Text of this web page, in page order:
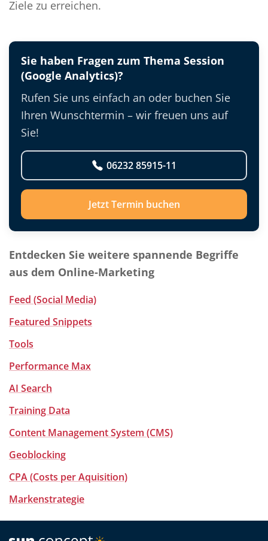
Ziele zu erreichen.
Sie haben Fragen zum Thema Session
(Google Analytics)?
Rufen Sie uns einfach an oder buchen Sie
Ihren Wunschtermin – wir freuen uns auf
Sie!
06232 85915-11
Jetzt Termin buchen
Entdecken Sie weitere spannende Begriffe
aus dem Online-Marketing
Feed (Social Media)
Featured Snippets
Tools
Performance Max
AI Search
Training Data
Content Management System (CMS)
Geoblocking
CPA (Costs per Aquisition)
Markenstrategie